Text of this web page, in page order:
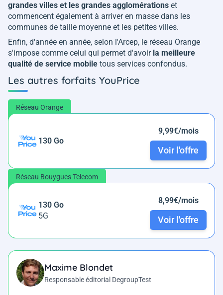
grandes villes et les grandes agglomérations et
commencent également à arriver en masse dans les
communes de taille moyenne et les petites villes.
Enfin, d'année en année, selon l'Arcep, le réseau Orange
s'impose comme celui qui permet d'avoir la meilleure
qualité de service mobile tous services confondus.
Les autres forfaits YouPrice
Réseau Orange
130 Go
9,99€/mois
Voir l'offre
Réseau Bouygues Telecom
130 Go
5G
8,99€/mois
Voir l'offre
Maxime Blondet
Responsable éditorial DegroupTest